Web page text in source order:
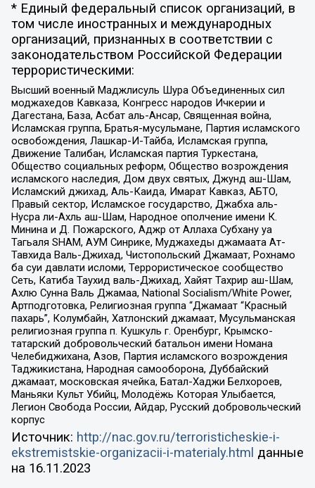
* Единый федеральный список организаций, в
том числе иностранных и международных
организаций, признанных в соответствии с
законодательством Российской Федерации
террористическими:
Высший военный Маджлисуль Шура Объединенных сил
моджахедов Кавказа, Конгресс народов Ичкерии и
Дагестана, База, Асбат аль-Ансар, Священная война,
Исламская группа, Братья-мусульмане, Партия исламского
освобождения, Лашкар-И-Тайба, Исламская группа,
Движение Талибан, Исламская партия Туркестана,
Общество социальных реформ, Общество возрождения
исламского наследия, Дом двух святых, Джунд аш-Шам,
Исламский джихад, Аль-Каида, Имарат Кавказ, АБТО,
Правый сектор, Исламское государство, Джабха аль-
Нусра ли-Ахль аш-Шам, Народное ополчение имени К.
Минина и Д. Пожарского, Аджр от Аллаха Субхану уа
Тагьаля SHAM, АУМ Синрике, Муджахеды джамаата Ат-
Тавхида Валь-Джихад, Чистопольский Джамаат, Рохнамо
ба суи давлати исломи, Террористическое сообщество
Сеть, Катиба Таухид валь-Джихад, Хайят Тахрир аш-Шам,
Ахлю Сунна Валь Джамаа, National Socialism/White Power,
Артподготовка, Религиозная группа “Джамаат “Красный
пахарь”, Колумбайн, Хатлонский джамаат, Мусульманская
религиозная группа п. Кушкуль г. Оренбург, Крымско-
татарский добровольческий батальон имени Номана
Челебиджихана, Азов, Партия исламского возрождения
Таджикистана, Народная самооборона, Дуббайский
джамаат, московская ячейка, Батал-Хаджи Белхороев,
Маньяки Культ Убийц, Молодёжь Которая Улыбается,
Легион Свобода России, Айдар, Русский добровольческий
корпус
Источник: http://nac.gov.ru/terroristicheskie-i-
ekstremistskie-organizacii-i-materialy.html данные
на 16.11.2023